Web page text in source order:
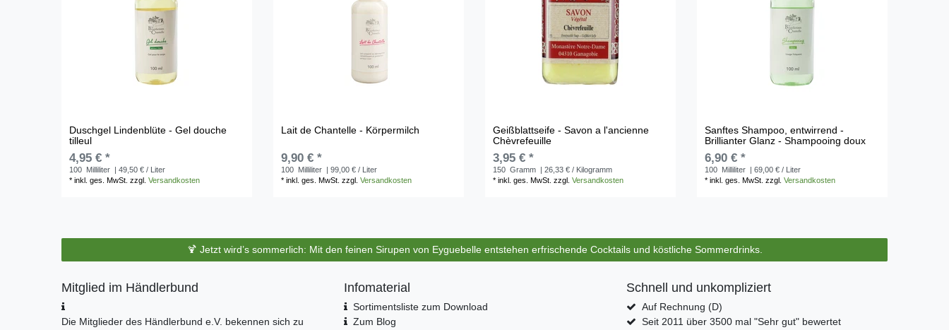
Duschgel Lindenblüte - Gel douche
tilleul
4,95 € *
100 Milliliter | 49,50 € / Liter
*inkl. ges. MwSt. zzgl.Versandkosten
Lait de Chantelle - Körpermilch
9,90 € *
100 Milliliter | 99,00 € / Liter
*inkl. ges. MwSt. zzgl.Versandkosten
Geißblattseife - Savon a l'ancienne
Chèvrefeuille
3,95 € *
150 Gramm | 26,33 € / Kilogramm
*inkl. ges. MwSt. zzgl.Versandkosten
Sanftes Shampoo, entwirrend -
Brillianter Glanz - Shampooing doux
6,90 € *
100 Milliliter | 69,00 € / Liter
*inkl. ges. MwSt. zzgl.Versandkosten
🍹 Jetzt wird’s sommerlich: Mit den feinen Sirupen von Eyguebelle entstehen erfrischende Cocktails und köstliche Sommerdrinks.
Mitglied im Händlerbund
Die Mitglieder des Händlerbund e.V. bekennen sich zu
Infomaterial
Sortimentsliste zum Download
Zum Blog
Schnell und unkompliziert
Auf Rechnung (D)
Seit 2011 über 3500 mal "Sehr gut" bewertet